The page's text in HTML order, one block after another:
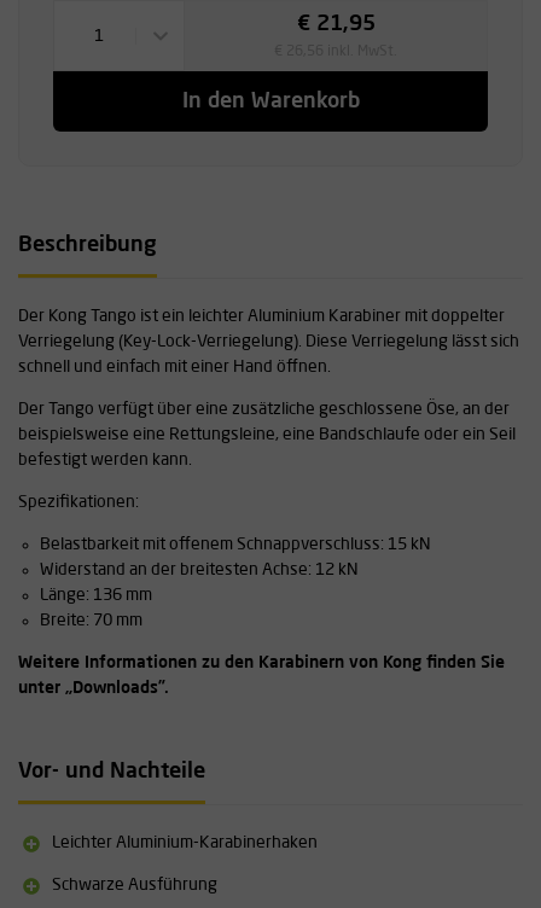
1
€ 21,95
In den Warenkorb
Beschreibung
Der Kong Tango ist ein leichter Aluminium Karabiner mit doppelter
Verriegelung (Key-Lock-Verriegelung). Diese Verriegelung lässt sich
schnell und einfach mit einer Hand öffnen.
Der Tango verfügt über eine zusätzliche geschlossene Öse, an der
beispielsweise eine Rettungsleine, eine Bandschlaufe oder ein Seil
befestigt werden kann.
Spezifikationen:
Belastbarkeit mit offenem Schnappverschluss: 15 kN
Widerstand an der breitesten Achse: 12 kN
Länge: 136 mm
Breite: 70 mm
Weitere Informationen zu den Karabinern von Kong finden Sie
unter „Downloads”.
Vor- und Nachteile
Leichter Aluminium-Karabinerhaken
Schwarze Ausführung